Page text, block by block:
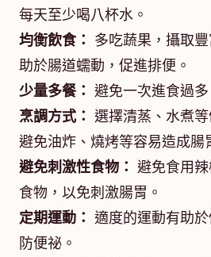
每天至少喝八杯水。
均衡飲食： 多吃蔬果，攝取
助於腸道蠕動，促進排便。
少量多餐： 避免一次進食過
烹調方式： 選擇清蒸、水煮
避免油炸、燒烤等容易造成腸
避免刺激性食物： 避免食用
食物，以免刺激腸胃。
定期運動： 適度的運動有助
防便祕。